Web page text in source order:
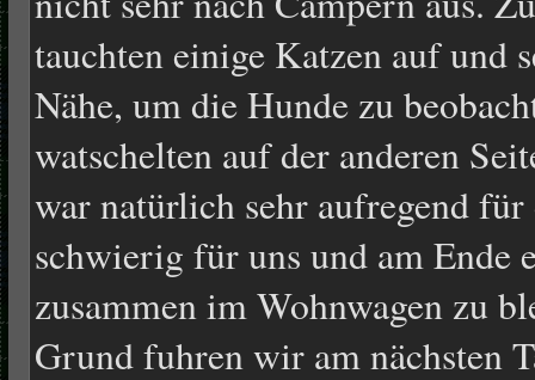
tauchten einige Katzen auf und
Nähe, um die Hunde zu
watschelten auf der anderen
war natürlich sehr aufregend
schwierig für uns und am Ende
zusammen im Wohnwagen zu
Grund fuhren wir am nächsten